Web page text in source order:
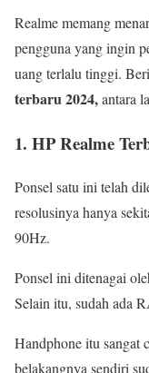
Realme memang
pengguna yang ingin
uang terlalu tinggi.
terbaru 2024,antara
1. HP Realme
Ponsel satu ini telah
resolusinya hanya
90Hz.
Ponsel ini ditenagai
Selain itu, sudah ada
Handphone itu sangat
belakangnya sendiri